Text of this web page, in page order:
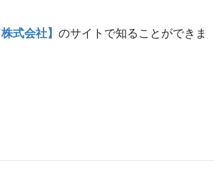
式会社】 のサイトで知ることができま